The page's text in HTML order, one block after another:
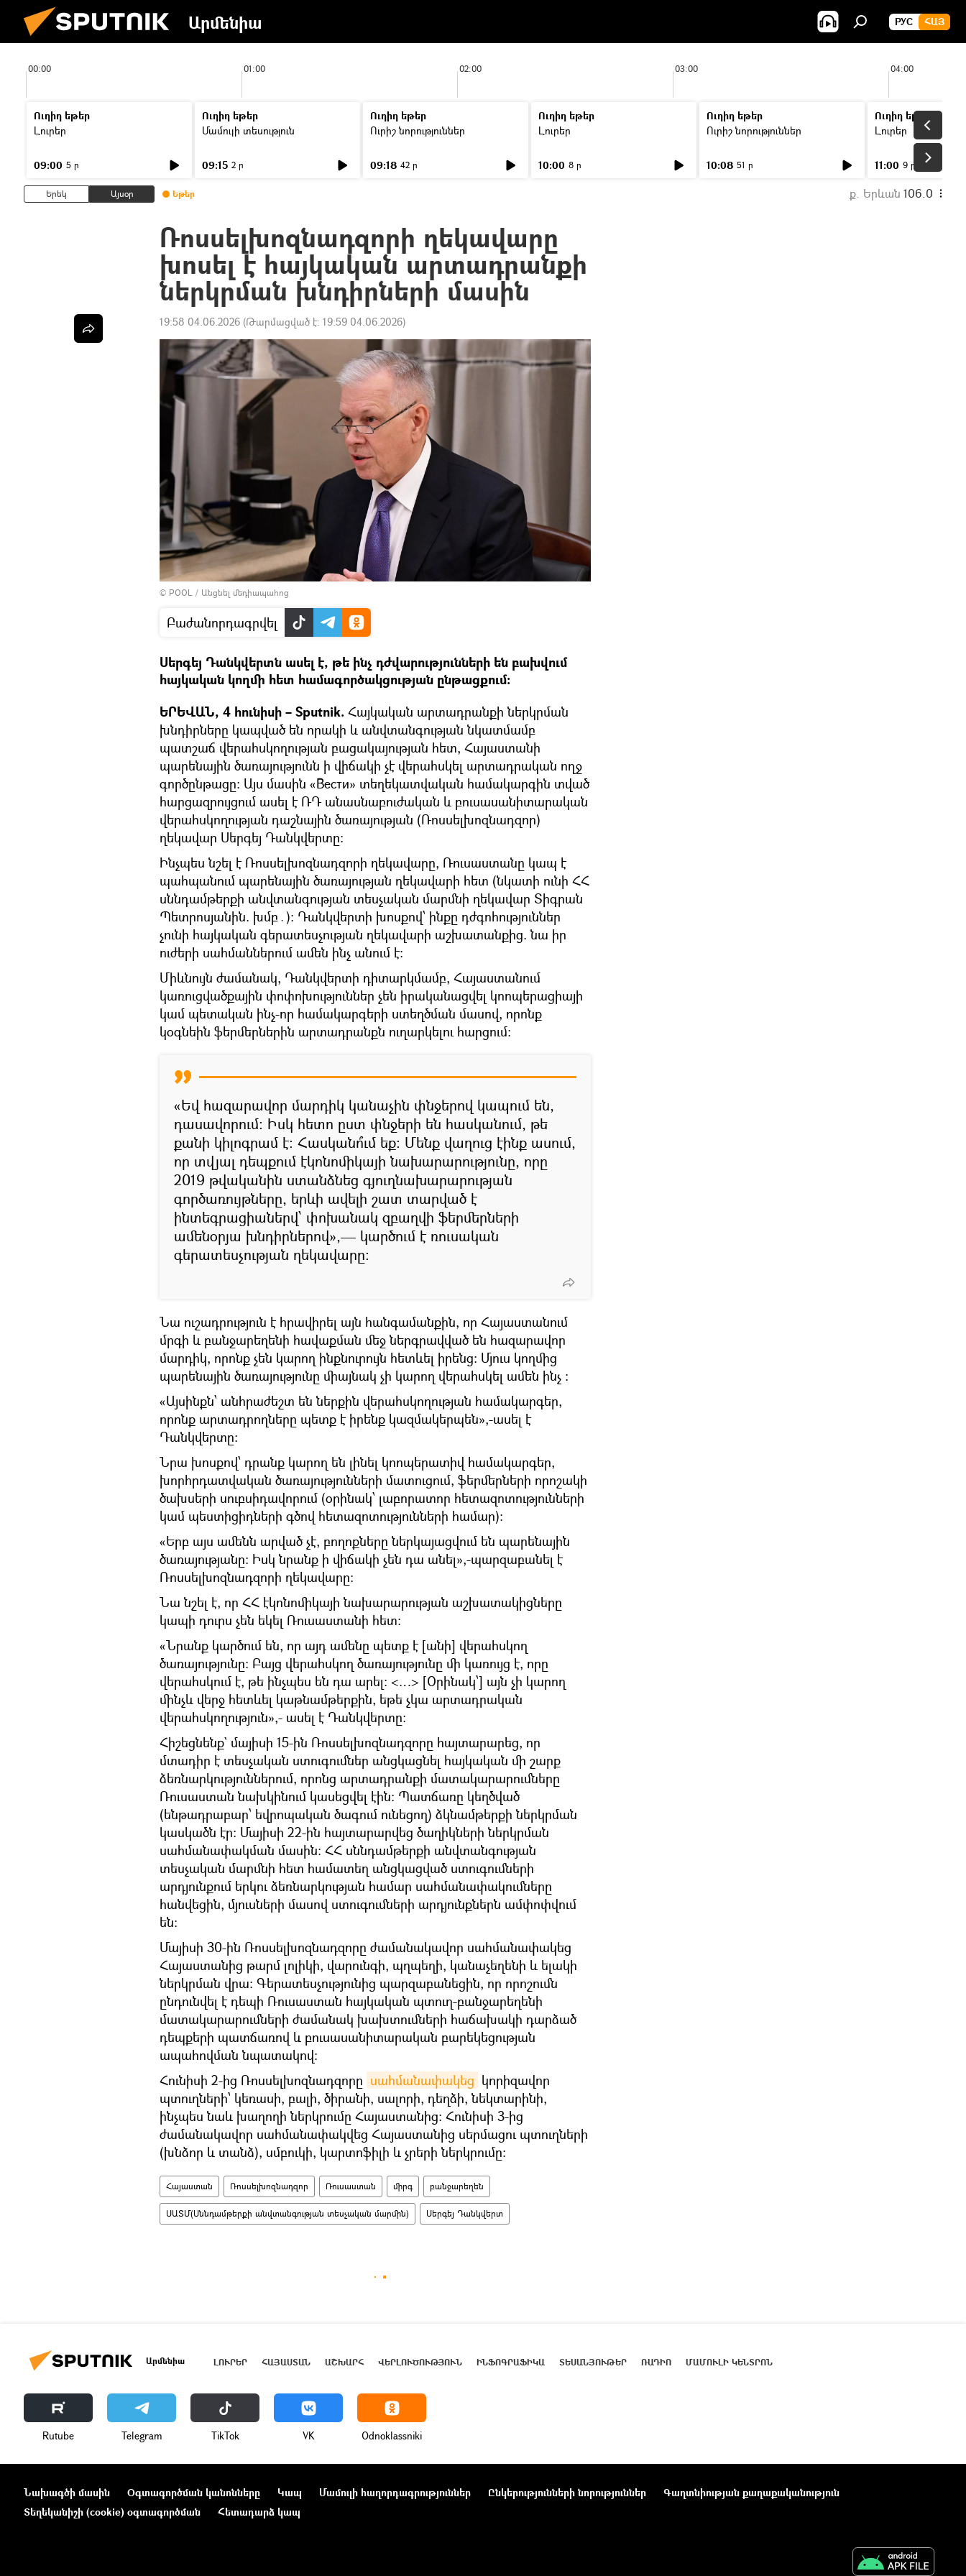
Արմենիա РУС ՀԱՅ
00:00 01:00 02:00 03:00 04:00
Ուղիղ եթեր
Լուրեր
09:00 5 ր
Ուղիղ եթեր
Մամուլի տեսություն
09:15 2 ր
Ուղիղ եթեր
Ուրիշ նորություններ
09:18 42 ր
Ուղիղ եթեր
Լուրեր
10:00 8 ր
Ուղիղ եթեր
Ուրիշ նորություններ
10:08 51 ր
Ուղիղ եթեր
Լուրեր
11:00 9 ր
Երեկ Այսօր Եթեր ք. Երևան 106.0
Ռոսսելխոզնադզորի ղեկավարը
խոսել է հայկական արտադրանքի
ներկրման խնդիրների մասին
19:58 04.06.2026 (Թարմացված է: 19:59 04.06.2026)
© POOL / Անցնել մեդիապահոց
Բաժանորդագրվել
Սերգեյ Դանկվերտն ասել է, թե ինչ դժվարությունների են բախվում
հայկական կողմի հետ համագործակցության ընթացքում։
ԵՐԵՎԱՆ, 4 հունիսի – Sputnik. Հայկական արտադրանքի ներկրման
խնդիրները կապված են որակի և անվտանգության նկատմամբ
պատշաճ վերահսկողության բացակայության հետ, Հայաստանի
պարենային ծառայությունն ի վիճակի չէ վերահսկել արտադրական ողջ
գործընթացը։ Այս մասին «Вести» տեղեկատվական համակարգին տված
հարցազրույցում ասել է ՌԴ անասնաբուժական և բուսասանիտարական
վերահսկողության դաշնային ծառայության (Ռոսսելխոզնադզոր)
ղեկավար Սերգեյ Դանկվերտը։
Ինչպես նշել է Ռոսսելխոզնադզորի ղեկավարը, Ռուսաստանը կապ է
պահպանում պարենային ծառայության ղեկավարի հետ (նկատի ունի ՀՀ
սննդամթերքի անվտանգության տեսչական մարմնի ղեկավար Տիգրան
Պետրոսյանին. խմբ․)։ Դանկվերտի խոսքով՝ ինքը դժգոհություններ
չունի հայկական գերատեսչության ղեկավարի աշխատանքից. նա իր
ուժերի սահմաններում ամեն ինչ անում է։
Միևնույն ժամանակ, Դանկվերտի դիտարկմամբ, Հայաստանում
կառուցվածքային փոփոխություններ չեն իրականացվել կոոպերացիայի
կամ պետական ինչ-որ համակարգերի ստեղծման մասով, որոնք
կօգնեին ֆերմերներին արտադրանքն ուղարկելու հարցում։
«Եվ հազարավոր մարդիկ կանաչին փնջերով կապում են,
դասավորում։ Իսկ հետո ըստ փնջերի են հասկանում, թե
քանի կիլոգրամ է։ Հասկանո՞ւմ եք։ Մենք վաղուց էինք ասում,
որ տվյալ դեպքում էկոնոմիկայի նախարարությունը, որը
2019 թվականին ստանձնեց գյուղնախարարության
գործառույթները, երևի ավելի շատ տարված է
ինտեգրացիաներվ՝ փոխանակ զբաղվի ֆերմերների
ամենօրյա խնդիրներով»,— կարծում է ռուսական
գերատեսչության ղեկավարը։
Նա ուշադրություն է հրավիրել այն հանգամանքին, որ Հայաստանում
մրգի և բանջարեղենի հավաքման մեջ ներգրավված են հազարավոր
մարդիկ, որոնք չեն կարող ինքնուրույն հետևել իրենց։ Մյուս կողմից
պարենային ծառայությունը միայնակ չի կարող վերահսկել ամեն ինչ ։
«Այսինքն՝ անհրաժեշտ են ներքին վերահսկողության համակարգեր,
որոնք արտադրողները պետք է իրենք կազմակերպեն»,-ասել է
Դանկվերտը։
Նրա խոսքով՝ դրանք կարող են լինել կոոպերատիվ համակարգեր,
խորհրդատվական ծառայությունների մատուցում, ֆերմերների որոշակի
ծախսերի սուբսիդավորում (օրինակ՝ լաբորատոր հետազոտությունների
կամ պեստիցիդների գծով հետազոտությունների համար)։
«Երբ այս ամենն արված չէ, բողոքները ներկայացվում են պարենային
ծառայությանը։ Իսկ նրանք ի վիճակի չեն դա անել»,-պարզաբանել է
Ռոսսելխոզնադզորի ղեկավարը։
Նա նշել է, որ ՀՀ էկոնոմիկայի նախարարության աշխատակիցները
կապի դուրս չեն եկել Ռուսաստանի հետ։
«Նրանք կարծում են, որ այդ ամենը պետք է [անի] վերահսկող
ծառայությունը։ Բայց վերահսկող ծառայությունը մի կառույց է, որը
վերահսկում է, թե ինչպես են դա արել։ <…> [Օրինակ՝] այն չի կարող
մինչև վերջ հետևել կաթնամթերքին, եթե չկա արտադրական
վերահսկողություն»,- ասել է Դանկվերտը։
Հիշեցնենք` մայիսի 15-ին Ռոսսելխոզնադզորը հայտարարեց, որ
մտադիր է տեսչական ստուգումներ անցկացնել հայկական մի շարք
ձեռնարկություններում, որոնց արտադրանքի մատակարարումները
Ռուսաստան նախկինում կասեցվել էին։ Պատճառը կեղծված
(ենթադրաբար՝ եվրոպական ծագում ունեցող) ձկնամթերքի ներկրման
կասկածն էր։ Մայիսի 22-ին հայտարարվեց ծաղիկների ներկրման
սահմանափակման մասին։ ՀՀ սննդամթերքի անվտանգության
տեսչական մարմնի հետ համատեղ անցկացված ստուգումների
արդյունքում երկու ձեռնարկության համար սահմանափակումները
հանվեցին, մյուսների մասով ստուգումների արդյունքներն ամփոփվում
են։
Մայիսի 30-ին Ռոսսելխոզնադզորը ժամանակավոր սահմանափակեց
Հայաստանից թարմ լոլիկի, վարունգի, պղպեղի, կանաչեղենի և ելակի
ներկրման վրա։ Գերատեսչությունից պարզաբանեցին, որ որոշումն
ընդունվել է դեպի Ռուսաստան հայկական պտուղ-բանջարեղենի
մատակարարումների ժամանակ խախտումների հաճախակի դարձած
դեպքերի պատճառով և բուսասանիտարական բարեկեցության
ապահովման նպատակով։
Հունիսի 2-ից Ռոսսելխոզնադզորը սահմանափակեց կորիզավոր
պտուղների՝ կեռասի, բալի, ծիրանի, սալորի, դեղձի, նեկտարինի,
ինչպես նաև խաղողի ներկրումը Հայաստանից։ Հունիսի 3-ից
ժամանակավոր սահմանափակվեց Հայաստանից սերմացու պտուղների
(խնձոր և տանձ), սմբուկի, կարտոֆիլի և չրերի ներկրումը։
Հայաստան Ռոսսելխոզնադզոր Ռուսաստան միրգ բանջարեղեն
ՍԱՏՄ(Սննդամթերքի անվտանգության տեսչական մարմին) Սերգեյ Դանկվերտ
Արմենիա ԼՈՒՐԵՐ ՀԱՅԱՍՏԱՆ ԱՇԽԱՐՀ ՎԵՐԼՈՒԾՈՒԹՅՈՒՆ ԻՆՖՈԳՐԱՖԻԿԱ ՏԵՍԱՆՅՈՒԹԵՐ ՌԱԴԻՈ ՄԱՄՈՒԼԻ ԿԵՆՏՐՈՆ
Rutube Telegram ТikТоk VK Odnoklassniki
Նախագծի մասին Օգտագործման կանոնները Կապ Մամուլի հաղորդագրություններ Ընկերությունների նորություններ
Գաղտնիության քաղաքականություն
Տեղեկանիշի (cookie) օգտագործման
Հետադարձ կապ